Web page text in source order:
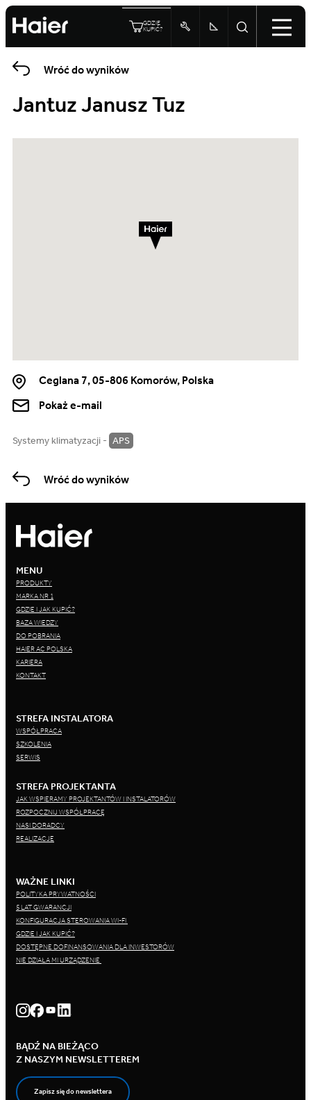
GDZIE
KUPIĆ?
Wróć do wyników
Jantuz Janusz Tuz
Ceglana 7, 05-806 Komorów, Polska
Pokaż e-mail
Systemy klimatyzacji - APS
Wróć do wyników
MENU
PRODUKTY
MARKA NR 1
GDZIE I JAK KUPIĆ?
BAZA WIEDZY
DO POBRANIA
HAIER AC POLSKA
KARIERA
KONTAKT
STREFA INSTALATORA
WSPÓŁPRACA
SZKOLENIA
SERWIS
STREFA PROJEKTANTA
JAK WSPIERAMY PROJEKTANTÓW I INSTALATORÓW
ROZPOCZNIJ WSPÓŁPRACĘ
NASI DORADCY
REALIZACJE
WAŻNE LINKI
POLITYKA PRYWATNOŚCI
5 LAT GWARANCJI
KONFIGURACJA STEROWANIA WI-FI
GDZIE I JAK KUPIĆ?
DOSTĘPNE DOFINANSOWANIA DLA INWESTORÓW
NIE DZIAŁA MI URZĄDZENIE
BĄDŹ NA BIEŻĄCO
Z NASZYM NEWSLETTEREM
Zapisz się do newslettera